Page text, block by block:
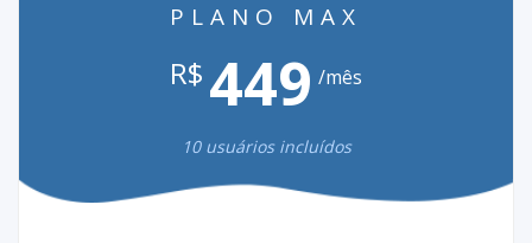
PLANO MAX
R$ 449 /mês
10 usuários incluídos